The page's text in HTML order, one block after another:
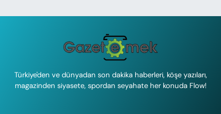
Türkiye'den ve dünyadan son dakika haberleri, köşe yazıları,
magazinden siyasete, spordan seyahate her konuda Flow!